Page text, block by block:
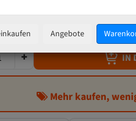
45,81 €
zzgl.
IN
Mehr kaufen,
Angebote